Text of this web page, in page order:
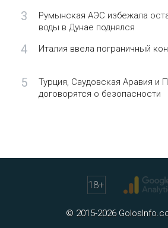
3
Румынская АЭС избежала
воды в Дунае поднялся
4 Италия ввела пограничный
5
Турция, Саудовская Аравия и
договорятся о безопасности
18+
© 2015-2026